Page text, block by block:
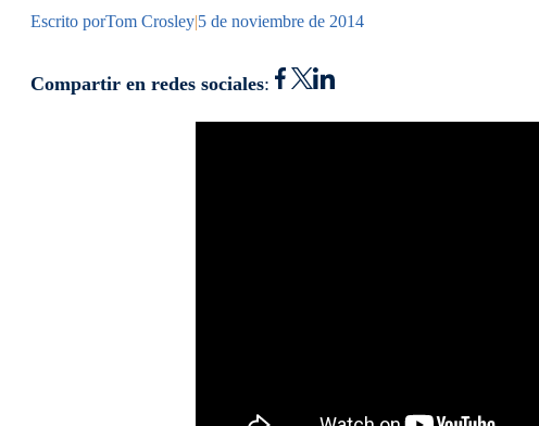
Escrito porTom Crosley|5 de noviembre de 2014
Compartir en redes sociales: